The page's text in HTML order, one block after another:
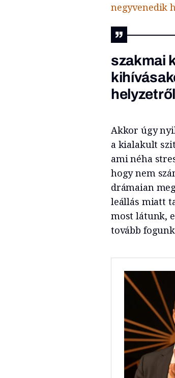
negyvenedik
szakmai
Akkor úgy
a kialakult
ami néha
hogy nem
drámaian
leállás miatt
most látunk,
tovább